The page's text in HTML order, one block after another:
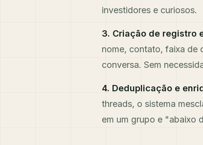
investidores e curiosos.
3. Criação de registro
nome, contato, faixa de
conversa. Sem
4. Deduplicação e
threads, o sistema
em um grupo e "abaixo